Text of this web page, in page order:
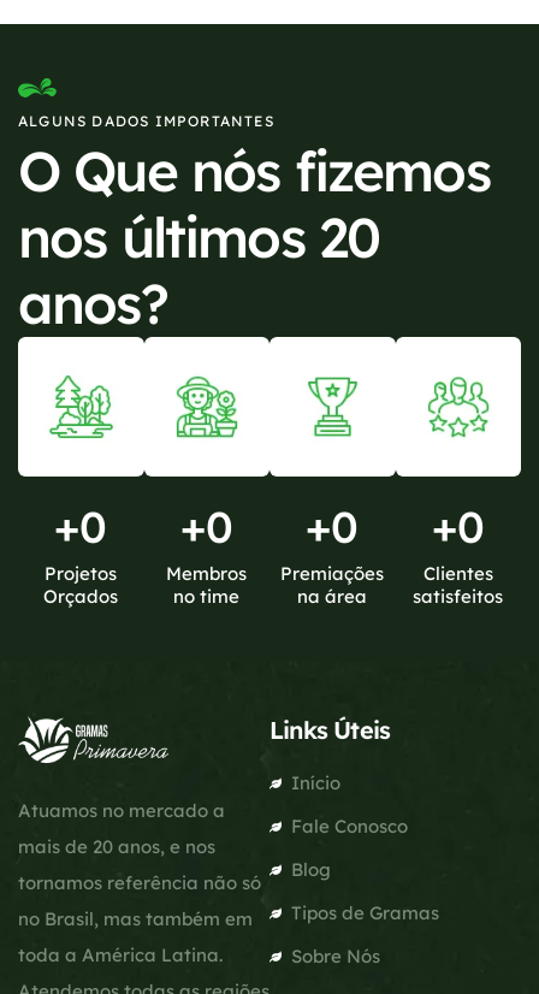
ALGUNS DADOS IMPORTANTES
O Que nós fizemos
nos últimos 20
anos?
+0
Projetos
Orçados
+0
Membros
no time
+0
Premiações
na área
+0
Clientes
satisfeitos
Atuamos no mercado a
mais de 20 anos, e nos
tornamos referência não só
no Brasil, mas também em
toda a América Latina.
Links Úteis
Início
Fale Conosco
Blog
Tipos de Gramas
Sobre Nós